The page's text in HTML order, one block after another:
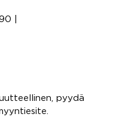
|
pyydä